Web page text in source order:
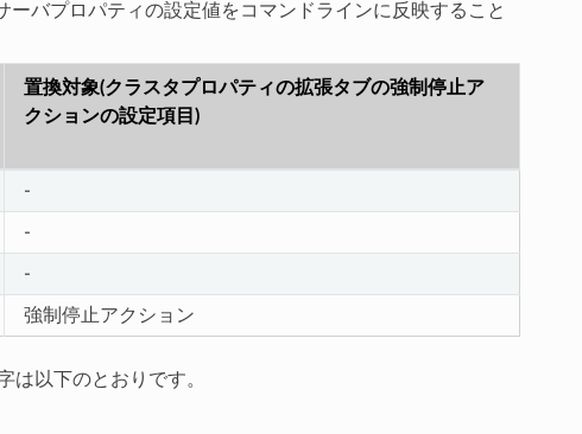
バプロパティの設定値をコマンドラインに反映すること
置換対象(クラスタプロパティの拡張タブの強制停止ア
クションの設定項目)
-
-
-
強制停止アクション
は以下のとおりです。